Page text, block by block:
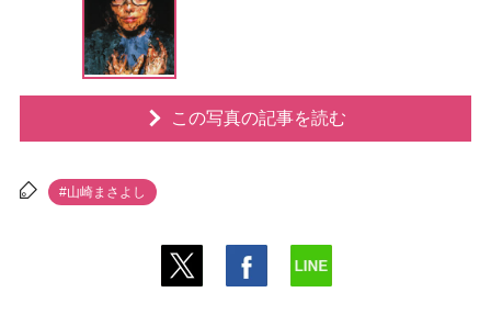
この写真の記事を読む
#山崎まさよし